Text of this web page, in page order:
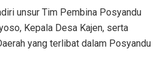
unsur Tim Pembina Posyandu
Kepala Desa Kajen, serta
yang terlibat dalam Posyandu